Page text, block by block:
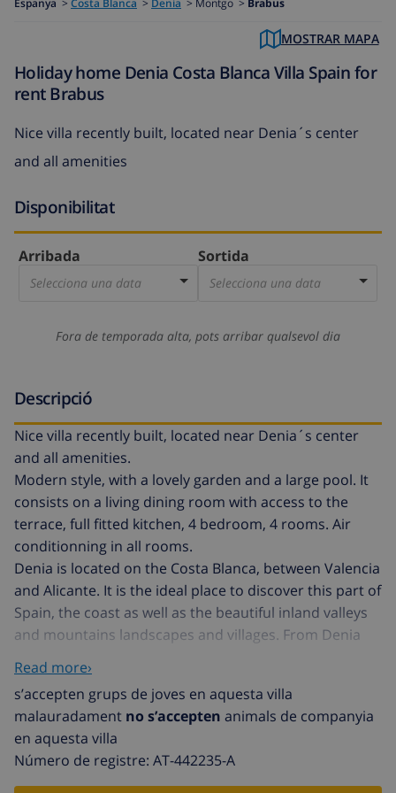
Espanya > Costa Blanca > Denia > Montgo > Brabus
MOSTRAR MAPA
Holiday home Denia Costa Blanca Villa Spain for
rent Brabus
Nice villa recently built, located near Denia´s center
and all amenities
Disponibilitat
Arribada
Selecciona una data
Sortida
Selecciona una data
Fora de temporada alta, pots arribar qualsevol dia
Descripció
Nice villa recently built, located near Denia´s center
and all amenities.
Modern style, with a lovely garden and a large pool. It
consists on a living dining room with access to the
terrace, full fitted kitchen, 4 bedroom, 4 rooms. Air
conditionning in all rooms.
Denia is located on the Costa Blanca, between Valencia
and Alicante. It is the ideal place to discover this part of
Spain, the coast as well as the beautiful inland valleys
and mountains landscapes and villages. From Denia
you also can sail to Ibiza or enjoy Benidorm´s theme
parks. Denia offers 20 km of coast with quiets waters
that invite you for a swim or for a dive. Beaches with
sand, rocks, coves, many of them with Blue Flags of the
clean Seas of Europe. Denia is one of the best place in
Spain to practice windsurf, diving, sailing, and it offers
Read more›
s’accepten grups de joves en aquesta villa
malauradament no s’accepten animals de companyia
en aquesta villa
Número de registre: AT-442235-A